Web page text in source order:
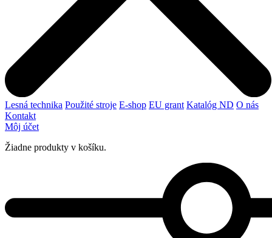
Lesná technika Použité stroje E-shop EU grant Katalóg ND O nás
Kontakt
Môj účet
Žiadne produkty v košíku.